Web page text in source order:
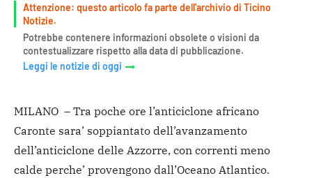
Attenzione: questo articolo fa parte dell'archivio di Ticino
Notizie.
Potrebbe contenere informazioni obsolete o visioni da
contestualizzare rispetto alla data di pubblicazione.
Leggi le notizie di oggi
MILANO – Tra poche ore l’anticiclone africano
Caronte sara’ soppiantato dell’avanzamento
dell’anticiclone delle Azzorre, con correnti meno
calde perche’ provengono dall’Oceano Atlantico.